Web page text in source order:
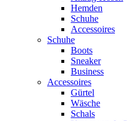
Hemden
Schuhe
Accessoires
Schuhe
Boots
Sneaker
Business
Accessoires
Gürtel
Wäsche
Schals